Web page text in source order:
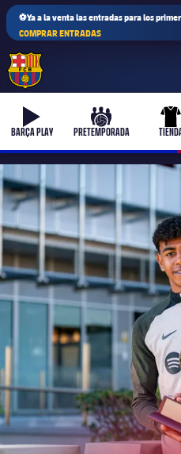
⚽Ya a la venta las entradas para los
COMPRAR ENTRADAS
b-play
BARÇA PLAY
culers-ball
PRETEMPORADA
plusicon
más
Junta Directiva
plusicon
más